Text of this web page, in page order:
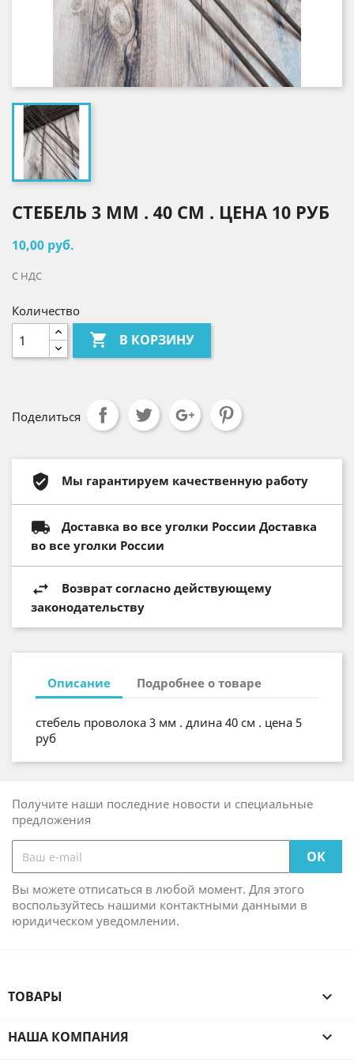
СТЕБЕЛЬ 3 ММ . 40 СМ . ЦЕНА 10 РУБ
10,00 руб.
С НДС
Количество
 В КОРЗИНУ
Поделиться
Мы гарантируем качественную работу
Доставка во все уголки России Доставка
во все уголки России
Возврат согласно действующему
законодательству
Описание Подробнее о товаре
стебель проволока 3 мм . длина 40 см . цена 5
руб
Получите наши последние новости и специальные
предложения
Вы можете отписаться в любой момент. Для этого
воспользуйтесь нашими контактными данными в
юридическом уведомлении.
ТОВАРЫ 
НАША КОМПАНИЯ 